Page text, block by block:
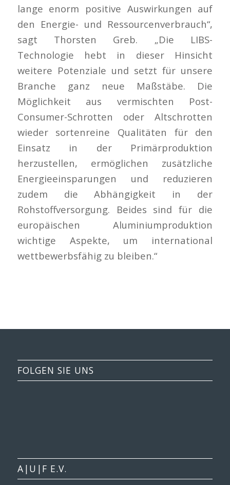
lange enorm positive Auswirkungen auf
den Energie- und Ressourcenverbrauch“,
sagt Thorsten Greb. „Die LIBS-
Technologie hebt in dieser Hinsicht
weitere Potenziale und setzt für unsere
Branche ganz neue Maßstäbe. Die
Möglichkeit aus vermischten Post-
Consumer-Schrotten oder Altschrotten
wieder sortenreine Qualitäten für den
Einsatz in der Primärproduktion
herzustellen, ermöglichen zusätzliche
Energieeinsparungen und reduzieren
zudem die Abhängigkeit in der
Rohstoffversorgung. Beides sind für die
europäischen Aluminiumproduktion
wichtige Aspekte, um international
wettbewerbsfähig zu bleiben.“
FOLGEN SIE UNS
A|U|F E.V.